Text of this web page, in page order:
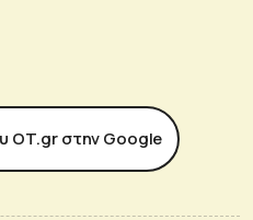
ΟΤ.gr στην Google